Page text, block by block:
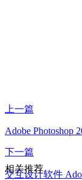
上一篇
Adobe Photoshop
下一篇
交互设计软件
相关推荐